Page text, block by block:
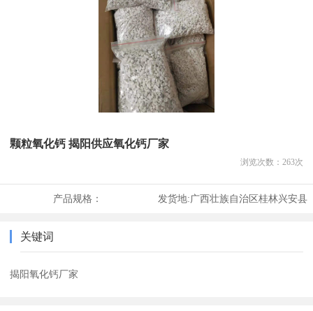
颗粒氧化钙 揭阳供应氧化钙厂家
浏览次数： 263次
产品规格： 发货地:广西壮族自治区桂林兴安县
关键词
揭阳氧化钙厂家